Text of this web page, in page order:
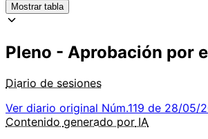
Mostrar tabla
Pleno - Aprobación por
Diario de sesiones
Ver diario original Núm.119 de 28/05/
Contenido generado por IA